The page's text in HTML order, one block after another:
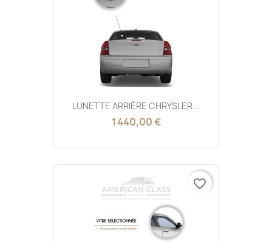
LUNETTE ARRIÈRE CHRYSLER...
1 440,00 €
favorite_border